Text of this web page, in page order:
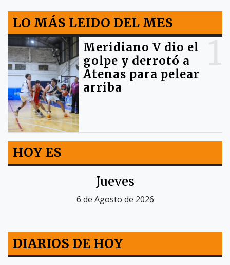
LO MÁS LEIDO DEL MES
Meridiano V dio el
golpe y derrotó a
Atenas para pelear
arriba
HOY ES
Jueves
6 de Agosto de 2026
DIARIOS DE HOY